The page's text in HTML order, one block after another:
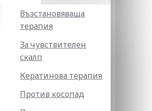
Възстановяваща
терапия
За чувствителен
скалп
Кератинова терапия
Против косопад